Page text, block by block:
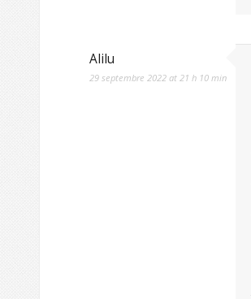
Alilu
29 septembre 2022 at 21 h 10 min